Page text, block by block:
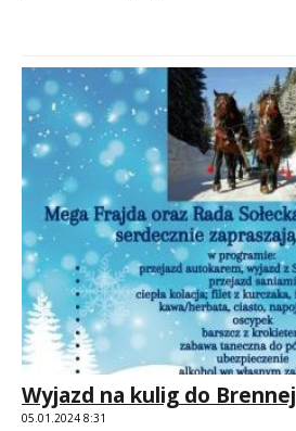
Wyjazd na kulig do Brennej
05.01.2024 8:31